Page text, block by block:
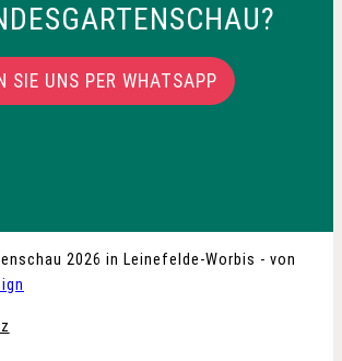
SIE UNS PER WHATSAPP
2026 in Leinefelde-Worbis - von